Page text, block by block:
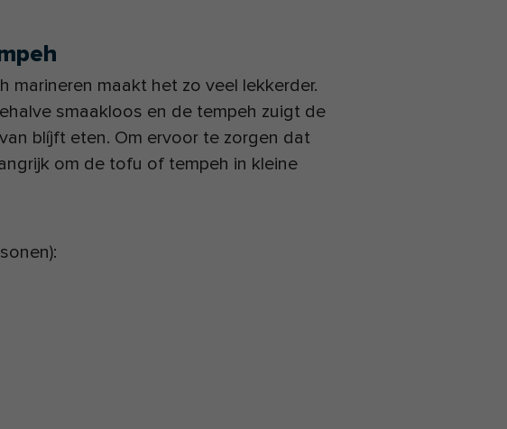
maakt het zo veel lekkerder.
smaakloos en de tempeh zuigt de
blíjft eten. Om ervoor te zorgen dat
om de tofu of tempeh in kleine